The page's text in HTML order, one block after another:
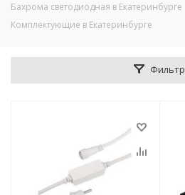
Бахрома светодиодная в Екатеринбурге
Комплектующие в Екатеринбурге
Фильтр